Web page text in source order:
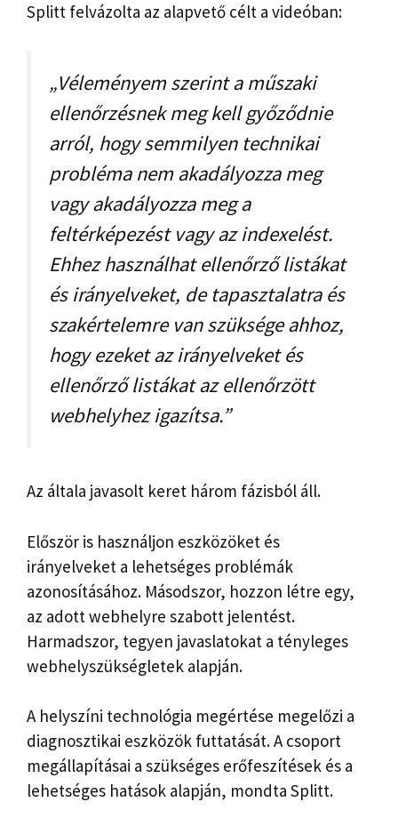
Splitt felvázolta az alapvető célt a videóban:
„Véleményem szerint a műszaki
ellenőrzésnek meg kell győződnie
arról, hogy semmilyen technikai
probléma nem akadályozza meg
vagy akadályozza meg a
feltérképezést vagy az indexelést.
Ehhez használhat ellenőrző listákat
és irányelveket, de tapasztalatra és
szakértelemre van szüksége ahhoz,
hogy ezeket az irányelveket és
ellenőrző listákat az ellenőrzött
webhelyhez igazítsa.”
Az általa javasolt keret három fázisból áll.
Először is használjon eszközöket és
irányelveket a lehetséges problémák
azonosításához. Másodszor, hozzon létre egy,
az adott webhelyre szabott jelentést.
Harmadszor, tegyen javaslatokat a tényleges
webhelyszükségletek alapján.
A helyszíni technológia megértése megelőzi a
diagnosztikai eszközök futtatását. A csoport
megállapításai a szükséges erőfeszítések és a
lehetséges hatások alapján, mondta Splitt.